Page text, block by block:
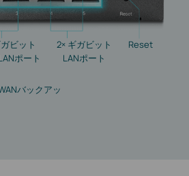
バックアッ
ビット
ポート
2× ギガビット
LANポート
Reset